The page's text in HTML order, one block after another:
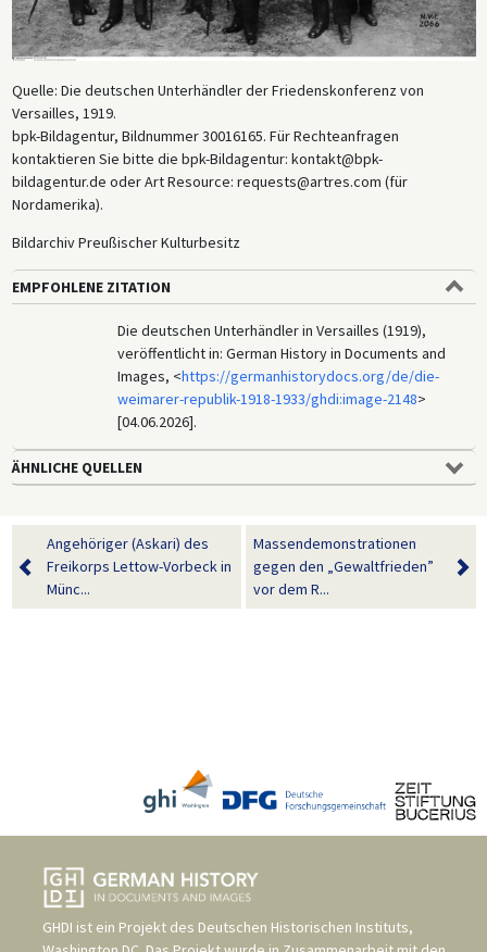
Quelle: Die deutschen Unterhändler der Friedenskonferenz von
Versailles, 1919.
bpk-Bildagentur, Bildnummer 30016165. Für Rechteanfragen
kontaktieren Sie bitte die bpk-Bildagentur: kontakt@bpk-
bildagentur.de oder Art Resource: requests@artres.com (für
Nordamerika).
Bildarchiv Preußischer Kulturbesitz
EMPFOHLENE ZITATION
Die deutschen Unterhändler in Versailles (1919),
veröffentlicht in: German History in Documents and
Images, <https://germanhistorydocs.org/de/die-
weimarer-republik-1918-1933/ghdi:image-2148>
[04.06.2026].
ÄHNLICHE QUELLEN
Angehöriger (Askari) des
Freikorps Lettow-Vorbeck in
Münc...
Massendemonstrationen
gegen den „Gewaltfrieden”
vor dem R...
GHDI ist ein Projekt des Deutschen Historischen Instituts,